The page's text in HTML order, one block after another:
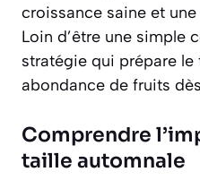
croissance saine et
Loin d’être une simple
stratégie qui prépare le
abondance de fruits
Comprendre
taille automnale